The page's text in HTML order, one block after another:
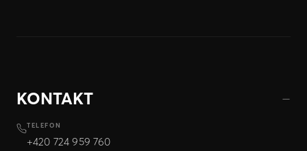
KONTAKT
TELEFON
+420 724 959 760